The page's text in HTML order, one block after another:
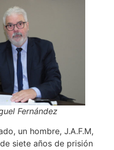
Fernández
un hombre, J.A.F.M,
siete años de prisión